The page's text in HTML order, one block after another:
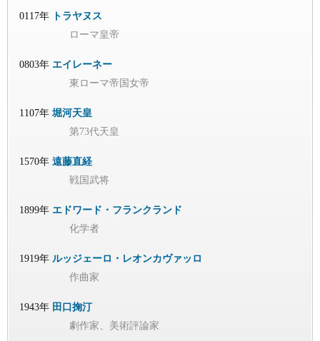
0117年
トラヤヌス
ローマ皇帝
0803年 エイレーネー
東ローマ帝国女帝
1107年 堀河天皇
第73代天皇
1570年 遠藤直経
戦国武将
1899年 エドワード・フランクランド
化学者
1919年 ルッジェーロ・レオンカヴァッロ
作曲家
1943年 田口掬汀
劇作家、美術評論家